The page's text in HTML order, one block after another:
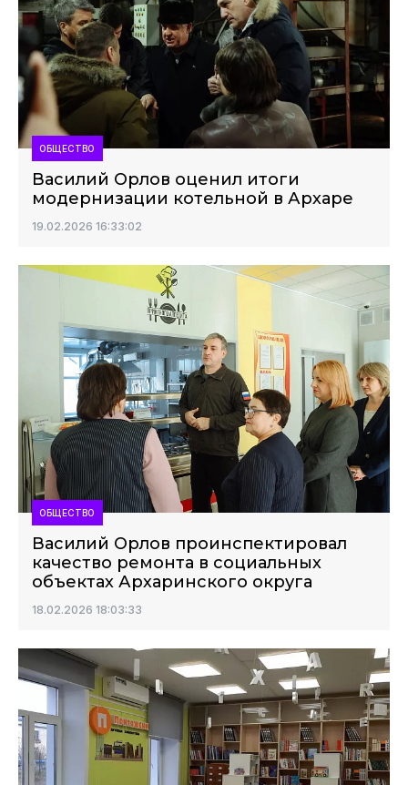
ОБЩЕСТВО
Василий Орлов оценил итоги
модернизации котельной в Архаре
19.02.2026 16:33:02
ОБЩЕСТВО
Василий Орлов проинспектировал
качество ремонта в социальных
объектах Архаринского округа
18.02.2026 18:03:33